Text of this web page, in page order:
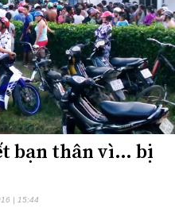
bạn thân vì… bị
| 15:44